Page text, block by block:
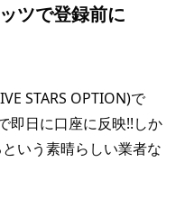
ツで登録前に
STARS OPTION)で
即日に口座に反映!!しか
いう素晴らしい業者な